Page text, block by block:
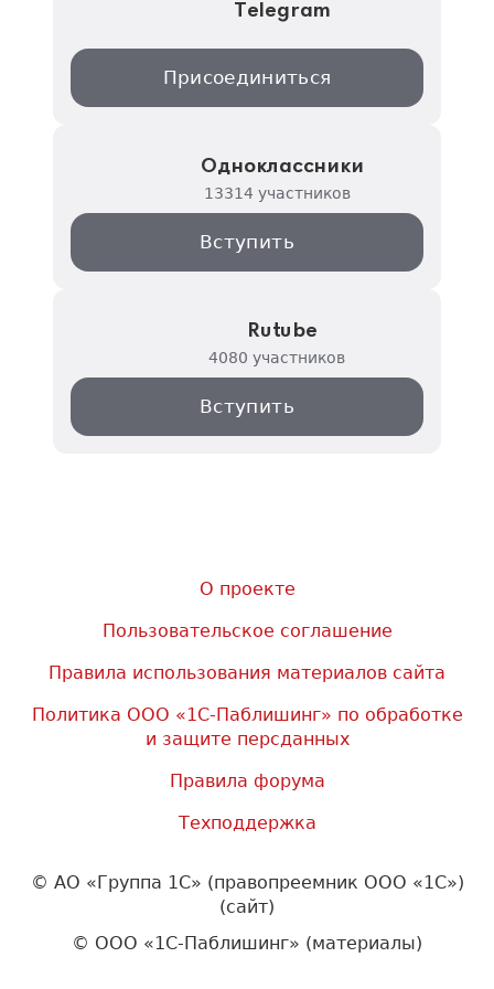
Telegram
Присоединиться
Одноклассники
13314 участников
Вступить
Rutube
4080 участников
Вступить
О проекте
Пользовательское соглашение
Правила использования материалов сайта
Политика ООО «1С-Паблишинг» по обработке
и защите персданных
Правила форума
Техподдержка
© АО «Группа 1С» (правопреемник ООО «1С»)
(сайт)
© ООО «1С-Паблишинг» (материалы)